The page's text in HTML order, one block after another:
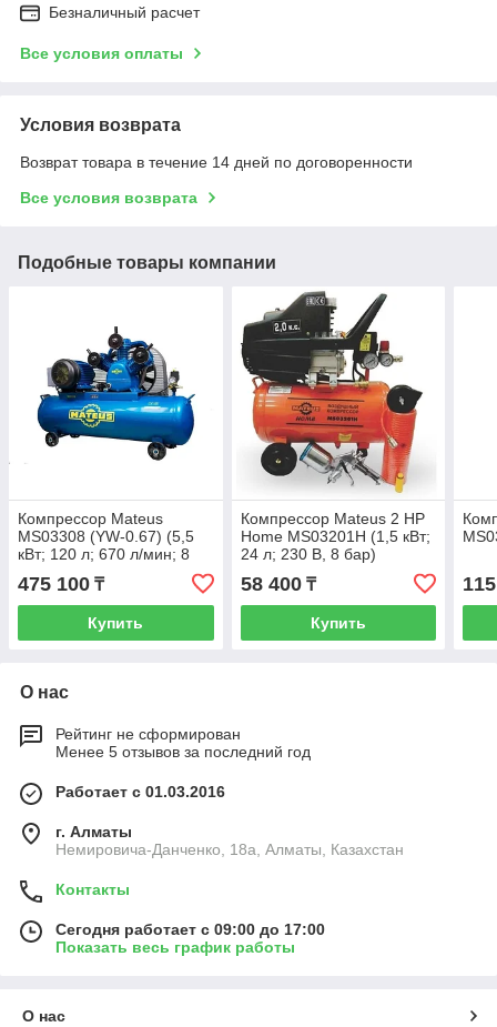
Безналичный расчет
Все условия оплаты
Условия возврата
Возврат товара в течение 14 дней по договоренности
Все условия возврата
Подобные товары компании
Компрессор Mateus
MS03308 (YW-0.67) (5,5
кВт; 120 л; 670 л/мин; 8
бар; 380 В; масляный)
475 100 ₸
Купить
Компрессор Mateus 2 HP
Home MS03201H (1,5 кВт;
24 л; 230 В, 8 бар)
58 400₸
Купить
О нас
Рейтинг не сформирован
Менее 5 отзывов за последний год
Работает с 01.03.2016
г. Алматы
Немировича-Данченко, 18а, Алматы, Казахстан
Контакты
Сегодня работает с 09:00 до 17:00
Показать весь график работы
О нас